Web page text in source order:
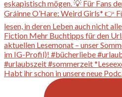
Habt ihr schon in unsere neue